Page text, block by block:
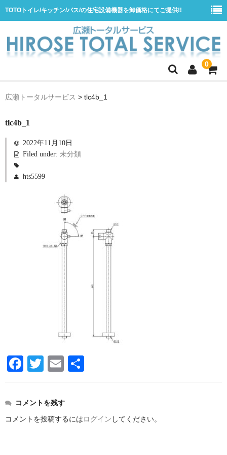
TOTOトイレ/キッチン/バス/の住宅設備機器を卸価格にてご提供!!
0
商品一覧
水栓
キッチン用水栓
洗面所用自動水栓
洗面所用水栓
洗濯機用水栓
普通便座
ウォシュレット
小便器セット
広瀬トータルサービス > tlc4b_1
tlc4b_1
2022年11月10日
Filed under: 未分類
hts5599
F
a
c
e
b
T
wi
tt
er
E
m
ail
有
コメントを残す
コメントを投稿するには ログイン してください。